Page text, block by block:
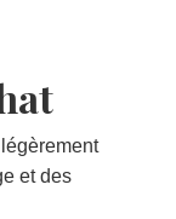
et des